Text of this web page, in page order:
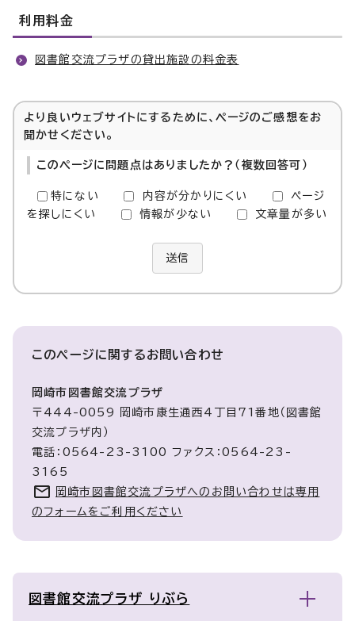
利用料金
図書館交流プラザの貸出施設の料金表
より良いウェブサイトにするために、ページのご感想をお
聞かせください。
このページに問題点はありましたか？（複数回答可）
特にない 内容が分かりにくい
ページ
を探しにくい
情報が少ない 文章量が多い
送信
このページに関するお問い合わせ
岡崎市図書館交流プラザ
〒444-0059 岡崎市康生通西4丁目71番地（図書館
交流プラザ内）
電話：0564-23-3100 ファクス：0564-23-
3165
岡崎市図書館交流プラザへのお問い合わせは専用
のフォームをご利用ください
図書館交流プラザ りぶら